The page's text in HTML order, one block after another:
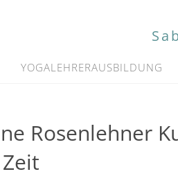
YOGALEHRERAUSBILDUNG
Rosenlehner